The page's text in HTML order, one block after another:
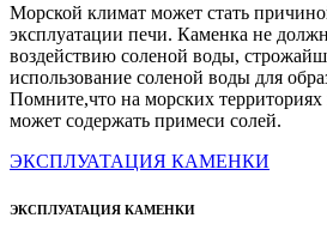
Морской климат может стать
эксплуатации печи. Каменка не
воздействию соленой воды,
использование соленой воды для
Помните,что на морских территориях
может содержать примеси солей.
ЭКСПЛУАТАЦИЯ КАМЕНКИ
ЭКСПЛУАТАЦИЯ КАМЕНКИ